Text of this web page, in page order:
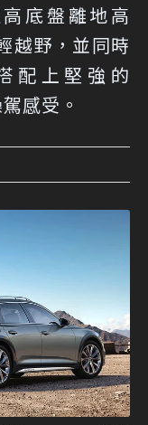
底盤離地高
越野，並同時
配上堅強的
感受。